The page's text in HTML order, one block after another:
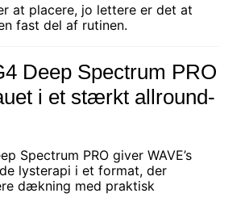
at placere, jo lettere er det at
fast del af rutinen.
Deep Spectrum PRO
i et stærkt allround-
Spectrum PRO giver WAVE’s
lysterapi i et format, der
dækning med praktisk